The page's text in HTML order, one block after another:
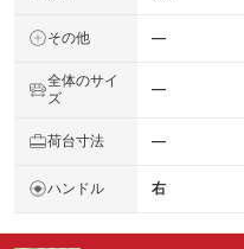
その他 ―
全体のサイ
ズ
―
荷台寸法 ―
ハンドル 右